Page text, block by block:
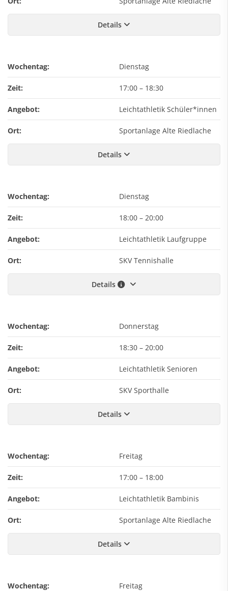
Details
Wochentag: Dienstag
Zeit: 17:00 – 18:30
Angebot: Leichtathletik Schüler*innen
Ort: Sportanlage Alte Riedlache
Details
Wochentag: Dienstag
Zeit: 18:00 – 20:00
Angebot: Leichtathletik Laufgruppe
Ort: SKV Tennishalle
Details
Wochentag: Donnerstag
Zeit: 18:30 – 20:00
Angebot: Leichtathletik Senioren
Ort: SKV Sporthalle
Details
Wochentag: Freitag
Zeit: 17:00 – 18:00
Angebot: Leichtathletik Bambinis
Ort: Sportanlage Alte Riedlache
Details
Wochentag: Freitag